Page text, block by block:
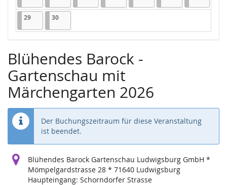
2929.06.2026
1 Veranstaltung
3030.06.2026
1 Veranstaltung
Blühendes Barock -
Gartenschau mit
Märchengarten 2026
Der Buchungszeitraum für diese Veranstaltung
ist beendet.
Blühendes Barock Gartenschau Ludwigsburg GmbH *
Mömpelgardstrasse 28 * 71640 Ludwigsburg
Haupteingang: Schorndorfer Strasse